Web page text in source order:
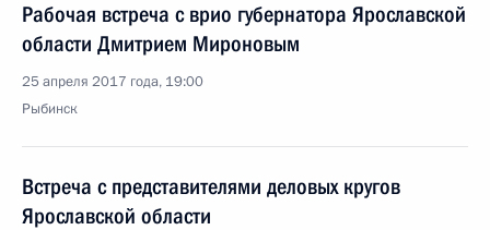
Рабочая встреча с врио губернатора Ярославской
области Дмитрием Мироновым
25 апреля 2017 года, 19:00
Рыбинск
Встреча с представителями деловых кругов
Ярославской области